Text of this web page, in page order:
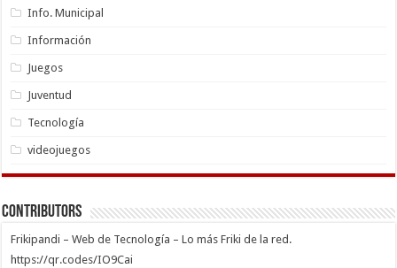
Info. Municipal
Información
Juegos
Juventud
Tecnología
videojuegos
Contributors
Frikipandi – Web de Tecnología – Lo más Friki de la red.
https://qr.codes/IO9Cai